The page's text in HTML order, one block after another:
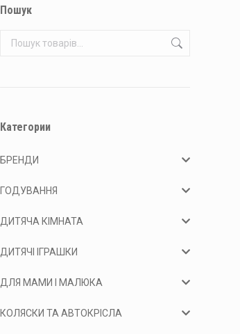
Пошук
Категории
БРЕНДИ
ГОДУВАННЯ
ДИТЯЧА КІМНАТА
ДИТЯЧІ ІГРАШКИ
ДЛЯ МАМИ І МАЛЮКА
КОЛЯСКИ ТА АВТОКРІСЛА